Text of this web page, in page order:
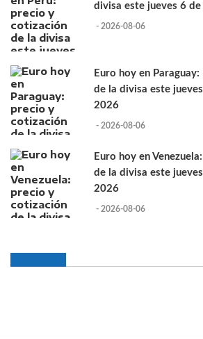
divisa este jueves 6
- 2026-08-06
Euro hoy en
de la divisa este
2026
- 2026-08-06
Euro hoy en
de la divisa este
2026
- 2026-08-06